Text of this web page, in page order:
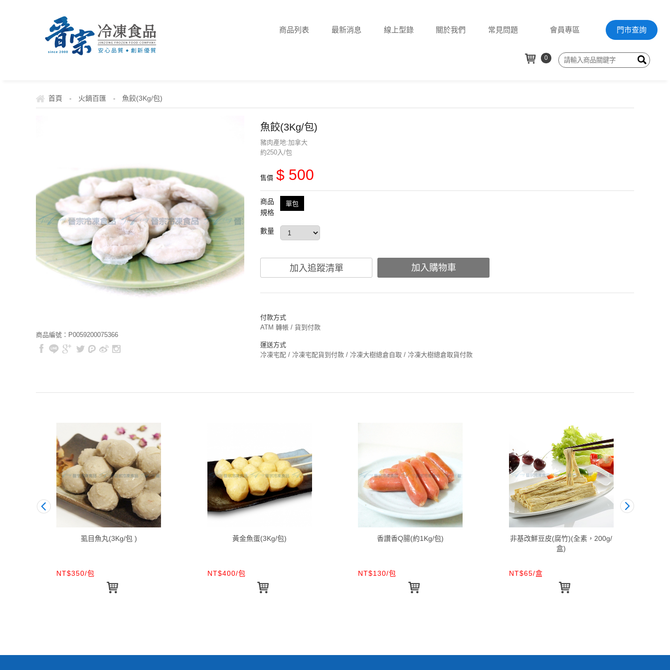
商品列表 最新消息 線上型錄 關於我們 常見問題 會員專區 門市查詢
0
首頁 - 火鍋百匯 - 魚餃(3Kg/包)
商品編號：P0059200075366
魚餃(3Kg/包)
豬肉產地:加拿大
約250入/包
售價 $ 500
商品
規格
單包
數量
加入追蹤清單 加入購物車
付款方式
ATM 轉帳 / 貨到付款
運送方式
冷凍宅配 / 冷凍宅配貨到付款 / 冷凍大樹總倉自取 / 冷凍大樹總倉取貨付款
虱目魚丸(3Kg/包 )
NT$350/包
黃金魚蛋(3Kg/包)
NT$400/包
香讚香Q腸(約1Kg/包)
NT$130/包
非基改鮮豆皮(腐竹)(全素，200g/
盒)
NT$65/盒